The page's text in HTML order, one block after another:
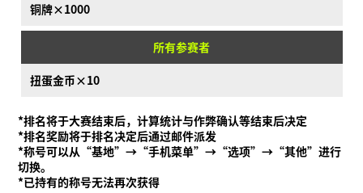
铜牌×1000
所有参赛者
扭蛋金币×10
*排名将于大赛结束后，计算统计与作弊确认等结束后决定
*排名奖励将于排名决定后通过邮件派发
*称号可以从“基地”→“手机菜单”→“选项”→“其他”进行
切换。
*已持有的称号无法再次获得